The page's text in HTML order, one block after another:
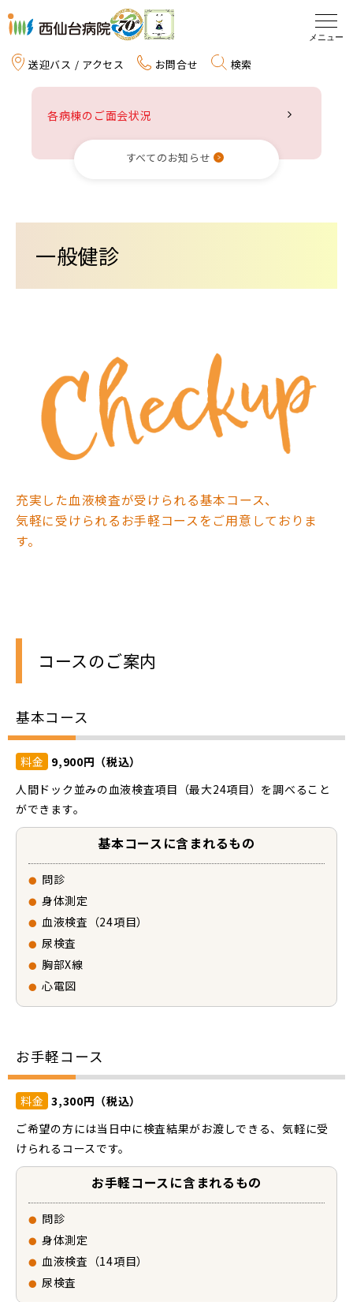
在宅サービス
リハビリテーション
アクティビティ
東北エリアサイト
新卒採用
送迎バス / アクセス お問合せ 検索
各病棟のご面会状況
すべてのお知らせ
一般健診
充実した血液検査が受けられる基本コース、
気軽に受けられるお手軽コースをご用意しておりま
す。
コースのご案内
基本コース
料金 9,900円（税込）
人間ドック並みの血液検査項目（最大24項目）を調べること
ができます。
基本コースに含まれるもの
問診
身体測定
血液検査（24項目）
尿検査
胸部X線
心電図
お手軽コース
料金 3,300円（税込）
ご希望の方には当日中に検査結果がお渡しできる、気軽に受
けられるコースです。
お手軽コースに含まれるもの
問診
身体測定
血液検査（14項目）
尿検査